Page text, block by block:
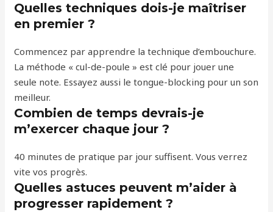
Quelles techniques dois-je maîtriser
en premier ?
Commencez par apprendre la technique d’embouchure.
La méthode « cul-de-poule » est clé pour jouer une
seule note. Essayez aussi le tongue-blocking pour un son
meilleur.
Combien de temps devrais-je
m’exercer chaque jour ?
40 minutes de pratique par jour suffisent. Vous verrez
vite vos progrès.
Quelles astuces peuvent m’aider à
progresser rapidement ?